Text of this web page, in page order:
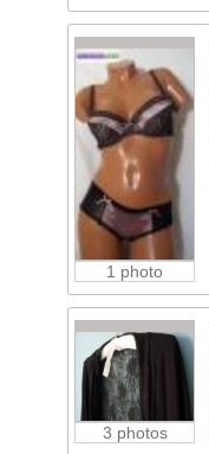
1 photo
3 photos